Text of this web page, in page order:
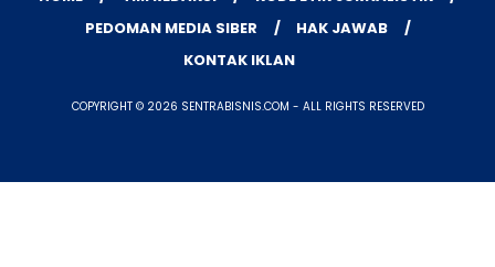
PEDOMAN MEDIA SIBER
HAK JAWAB
KONTAK IKLAN
COPYRIGHT © 2026 SENTRABISNIS.COM - ALL RIGHTS RESERVED